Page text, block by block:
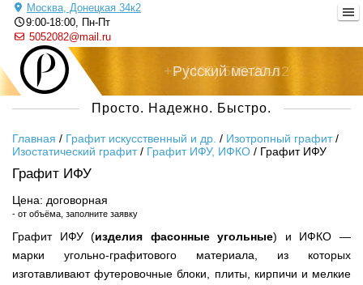
Москва, Донецкая 34к2
9:00-18:00, Пн-Пт
5052082@mail.ru
Русский металл
+7 (495) 505-20-82
Просто. Надежно. Быстро.
Главная / Графит искусственный и др. / Изотропный графит/
Изостатический графит/ Графит ИФУ, ИФКО / Графит ИФУ
Графит ИФУ
Цена: договорная
- от объёма, заполните заявку
Графит ИФУ (изделия фасонные угольные) и ИФКО —
марки угольно-графитового материала, из которых
изготавливают футеровочные блоки, плиты, кирпичи и мелкие